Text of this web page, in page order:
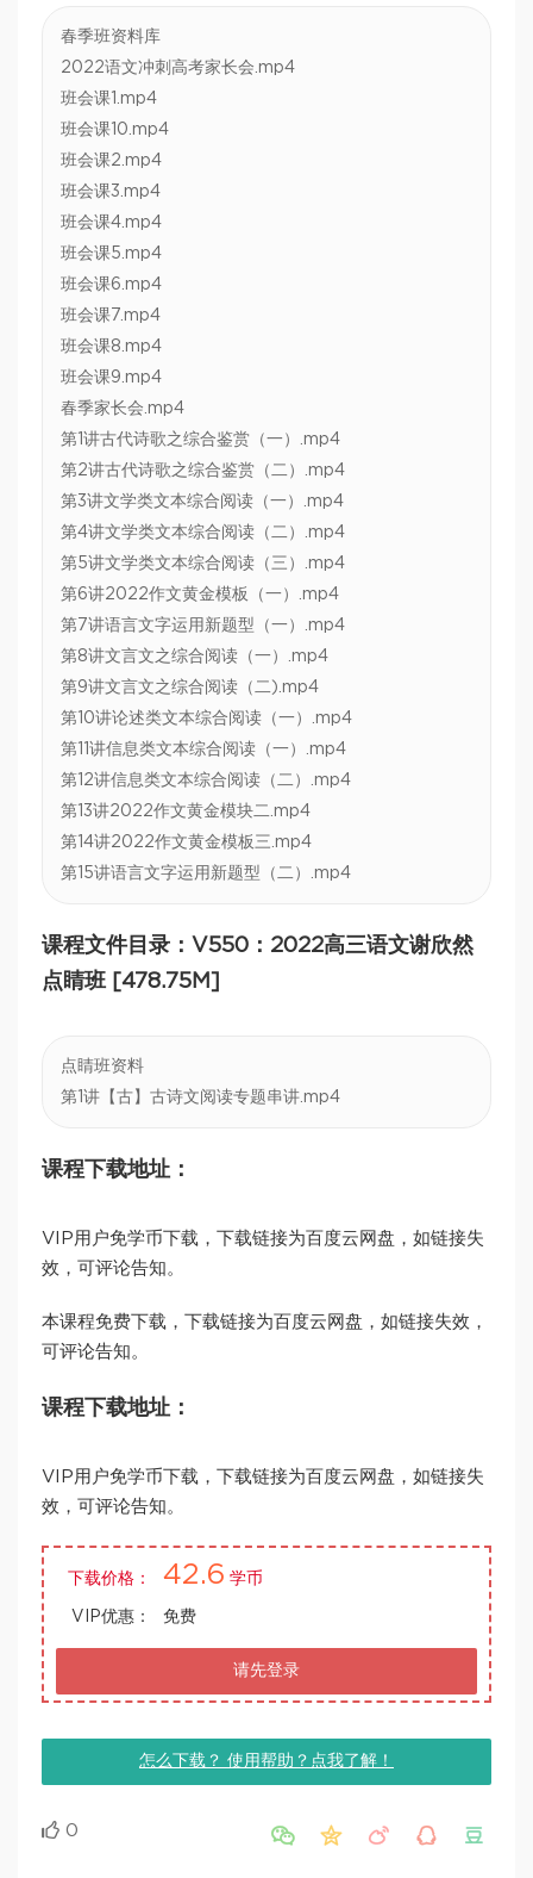
春季班资料库
2022语文冲刺高考家长会.mp4
班会课1.mp4
班会课10.mp4
班会课2.mp4
班会课3.mp4
班会课4.mp4
班会课5.mp4
班会课6.mp4
班会课7.mp4
班会课8.mp4
班会课9.mp4
春季家长会.mp4
第1讲古代诗歌之综合鉴赏（一）.mp4
第2讲古代诗歌之综合鉴赏（二）.mp4
第3讲文学类文本综合阅读（一）.mp4
第4讲文学类文本综合阅读（二）.mp4
第5讲文学类文本综合阅读（三）.mp4
第6讲2022作文黄金模板（一）.mp4
第7讲语言文字运用新题型（一）.mp4
第8讲文言文之综合阅读（一）.mp4
第9讲文言文之综合阅读（二).mp4
第10讲论述类文本综合阅读（一）.mp4
第11讲信息类文本综合阅读（一）.mp4
第12讲信息类文本综合阅读（二）.mp4
第13讲2022作文黄金模块二.mp4
第14讲2022作文黄金模板三.mp4
第15讲语言文字运用新题型（二）.mp4
课程文件目录：V550：2022高三语文谢欣然
点睛班 [478.75M]
点睛班资料
第1讲【古】古诗文阅读专题串讲.mp4
课程下载地址：
VIP用户免学币下载，下载链接为百度云网盘，如链接失
效，可评论告知。
本课程免费下载，下载链接为百度云网盘，如链接失效，
可评论告知。
课程下载地址：
VIP用户免学币下载，下载链接为百度云网盘，如链接失
效，可评论告知。
下载价格： 42.6 学币
VIP优惠： 免费
请先登录
怎么下载？ 使用帮助？点我了解！
0     